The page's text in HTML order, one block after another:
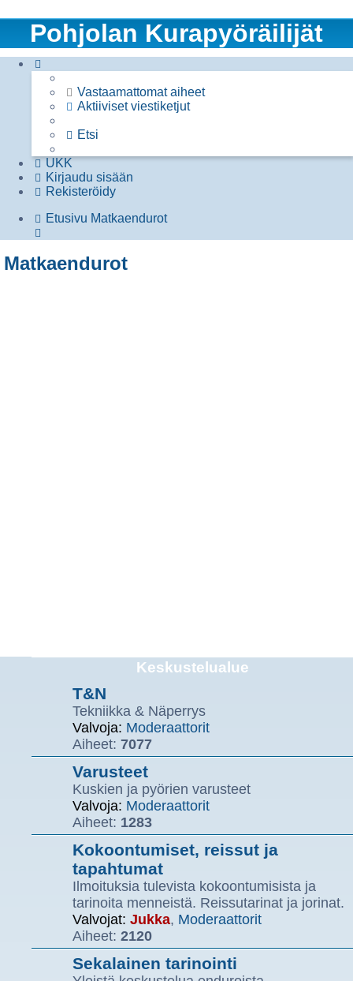
Pohjolan Kurapyöräilijät
Vastaamattomat aiheet
Aktiiviset viestiketjut
Etsi
UKK
Kirjaudu sisään
Rekisteröidy
Etusivu Matkaendurot
Matkaendurot
Keskustelualue
T&N
Tekniikka & Näperrys
Valvoja: Moderaattorit
Aiheet: 7077
Varusteet
Kuskien ja pyörien varusteet
Valvoja: Moderaattorit
Aiheet: 1283
Kokoontumiset, reissut ja
tapahtumat
Ilmoituksia tulevista kokoontumisista ja
tarinoita menneistä. Reissutarinat ja jorinat.
Valvojat: Jukka, Moderaattorit
Aiheet: 2120
Sekalainen tarinointi